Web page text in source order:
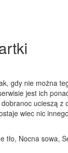
gdy nie można
jest ich
ucieszą z
wiec nic
tło, Nocna sowa,